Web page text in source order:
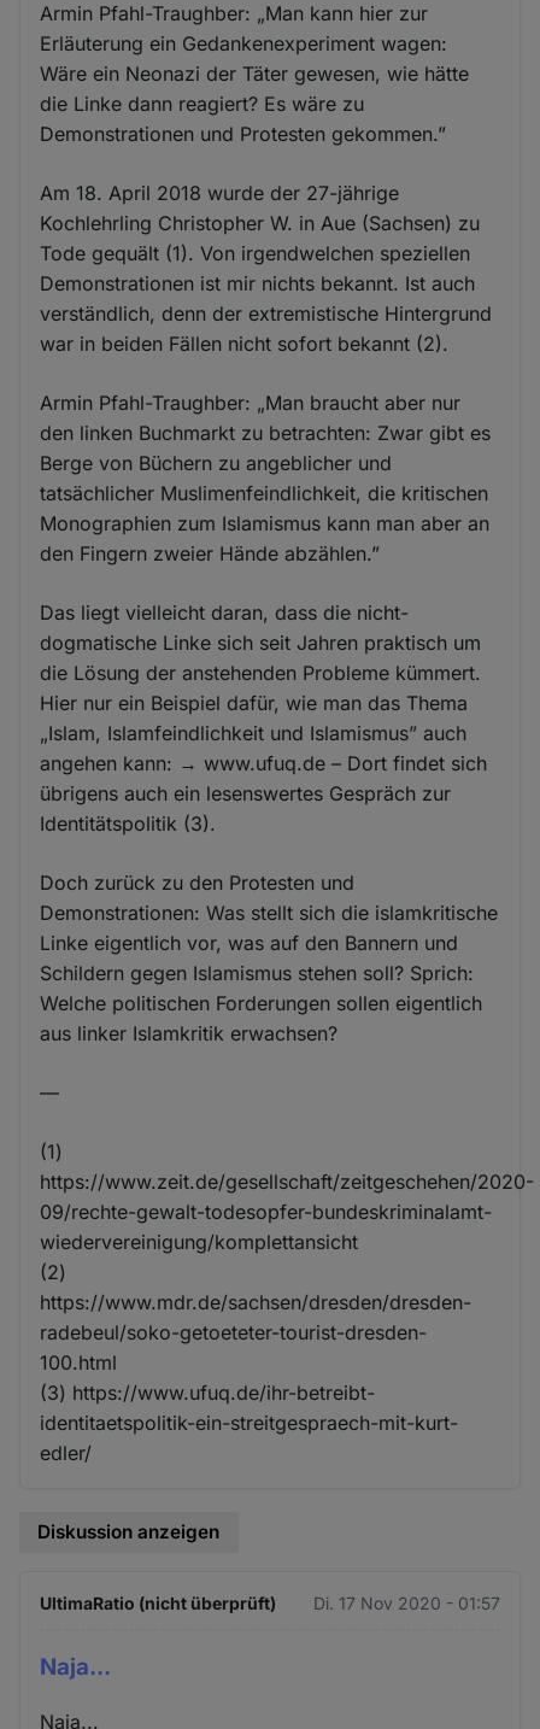
Armin Pfahl-Traughber: „Man kann hier zur
Erläuterung ein Gedankenexperiment wagen:
Wäre ein Neonazi der Täter gewesen, wie hätte
die Linke dann reagiert? Es wäre zu
Demonstrationen und Protesten gekommen.”
Am 18. April 2018 wurde der 27-jährige
Kochlehrling Christopher W. in Aue (Sachsen) zu
Tode gequält (1). Von irgendwelchen speziellen
Demonstrationen ist mir nichts bekannt. Ist auch
verständlich, denn der extremistische Hintergrund
war in beiden Fällen nicht sofort bekannt (2).
Armin Pfahl-Traughber: „Man braucht aber nur
den linken Buchmarkt zu betrachten: Zwar gibt es
Berge von Büchern zu angeblicher und
tatsächlicher Muslimenfeindlichkeit, die kritischen
Monographien zum Islamismus kann man aber an
den Fingern zweier Hände abzählen.”
Das liegt vielleicht daran, dass die nicht-
dogmatische Linke sich seit Jahren praktisch um
die Lösung der anstehenden Probleme kümmert.
Hier nur ein Beispiel dafür, wie man das Thema
„Islam, Islamfeindlichkeit und Islamismus” auch
angehen kann: → www.ufuq.de – Dort findet sich
übrigens auch ein lesenswertes Gespräch zur
Identitätspolitik (3).
Doch zurück zu den Protesten und
Demonstrationen: Was stellt sich die islamkritische
Linke eigentlich vor, was auf den Bannern und
Schildern gegen Islamismus stehen soll? Sprich:
Welche politischen Forderungen sollen eigentlich
aus linker Islamkritik erwachsen?
—
(1)
https://www.zeit.de/gesellschaft/zeitgeschehen/2020-
09/rechte-gewalt-todesopfer-bundeskriminalamt-
wiedervereinigung/komplettansicht
(2)
https://www.mdr.de/sachsen/dresden/dresden-
radebeul/soko-getoeteter-tourist-dresden-
100.html
(3) https://www.ufuq.de/ihr-betreibt-
identitaetspolitik-ein-streitgespraech-mit-kurt-
edler/
Diskussion anzeigen
UltimaRatio (nicht überprüft) Di. 17 Nov 2020 - 01:57
Naja...
Naja...